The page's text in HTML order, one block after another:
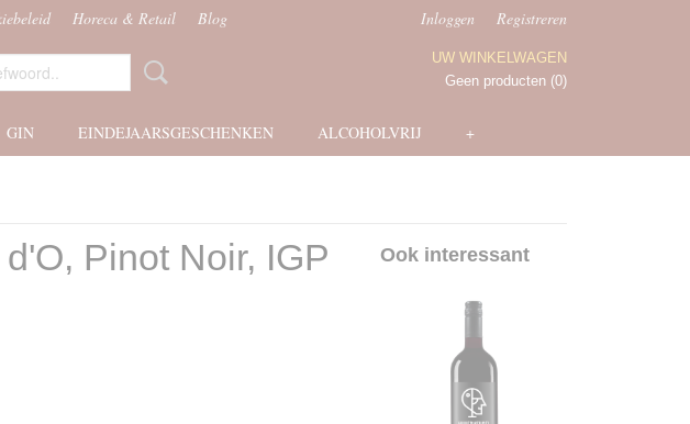
Horeca & Retail Blog Inloggen Registreren
UW WINKELWAGEN
Geen producten (0)
GIN EINDEJAARSGESCHENKEN ALCOHOLVRIJ +
Pinot Noir, IGP
Ook interessant